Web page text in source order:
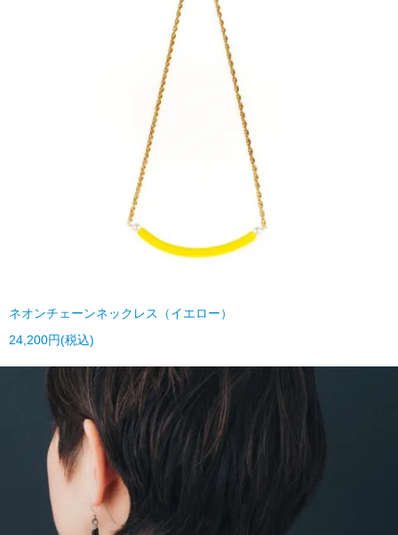
ネオンチェーンネックレス（イエロー）
24,200円(税込)